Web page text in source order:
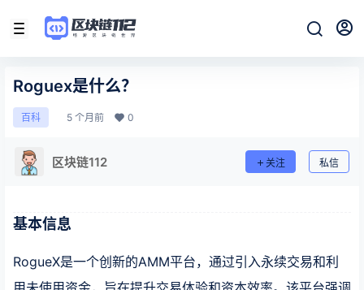
Roguex是什么？
百科 5 个月前 0
区块链112 关注 私信
基本信息
RogueX是一个创新的AMM平台，通过引入永续交易和利